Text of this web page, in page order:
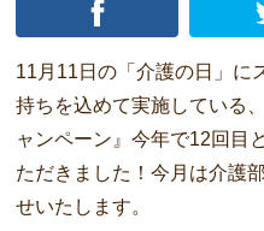
11月11日の「介護の日」に
持ちを込めて実施している
ャンペーン』今年で12回目
ただきました！今月は介護
せいたします。